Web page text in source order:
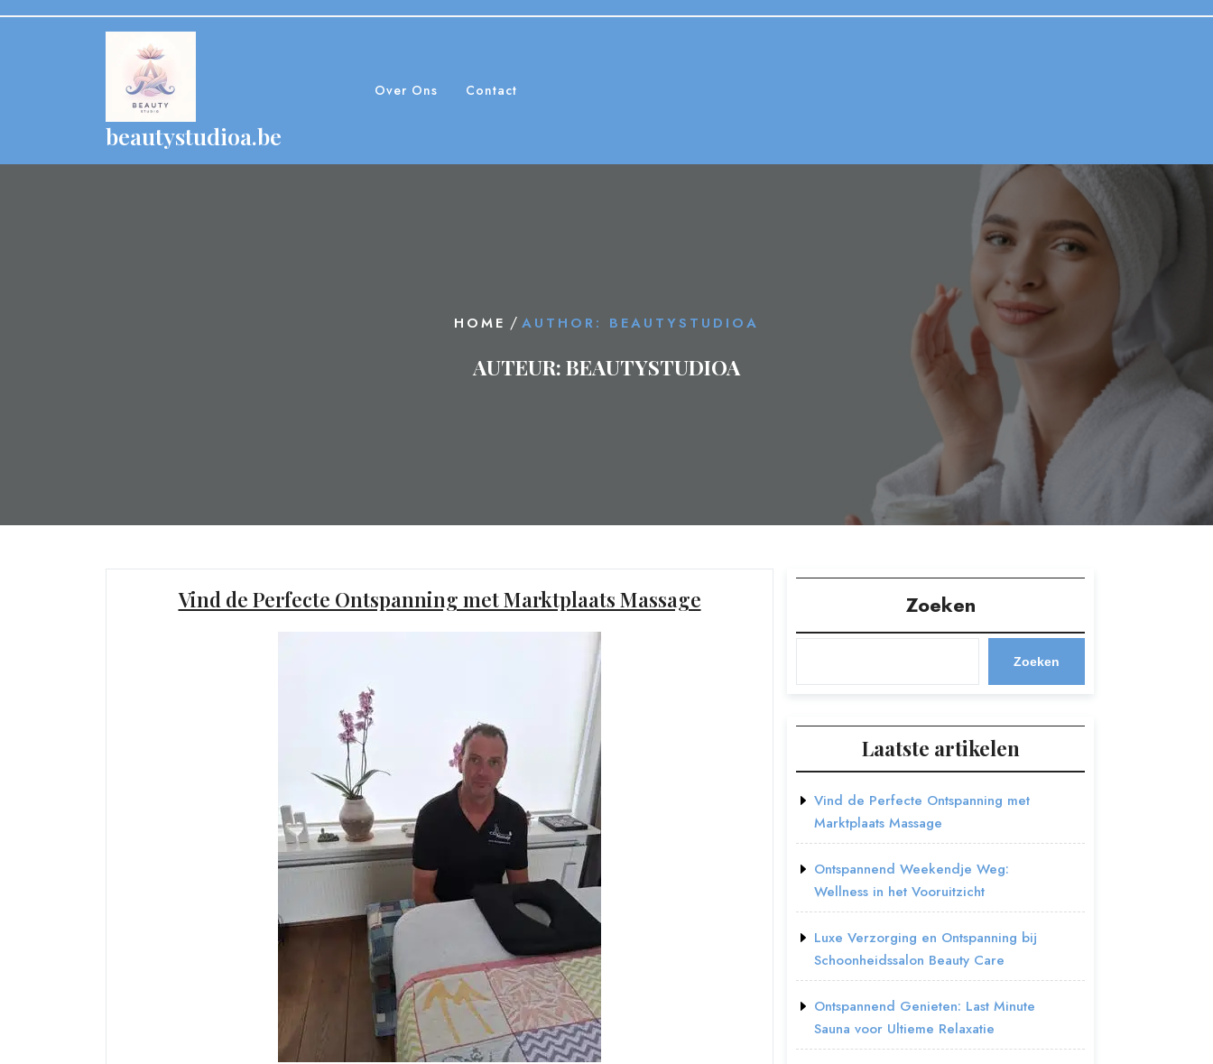
beautystudioa.be
Over Ons Contact
HOME / AUTHOR: BEAUTYSTUDIOA
AUTEUR:BEAUTYSTUDIOA
Vind de Perfecte Ontspanning met Marktplaats Massage Zoeken
Zoeken
Laatste artikelen
Vind de Perfecte Ontspanning met
Marktplaats Massage
Ontspannend Weekendje Weg:
Wellness in het Vooruitzicht
Luxe Verzorging en Ontspanning bij
Schoonheidssalon Beauty Care
Ontspannend Genieten: Last Minute
Sauna voor Ultieme Relaxatie